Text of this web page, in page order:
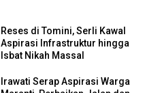
Reses di Tomini, Serli Kawal
Aspirasi Infrastruktur hingga
Isbat Nikah Massal
Irawati Serap Aspirasi Warga